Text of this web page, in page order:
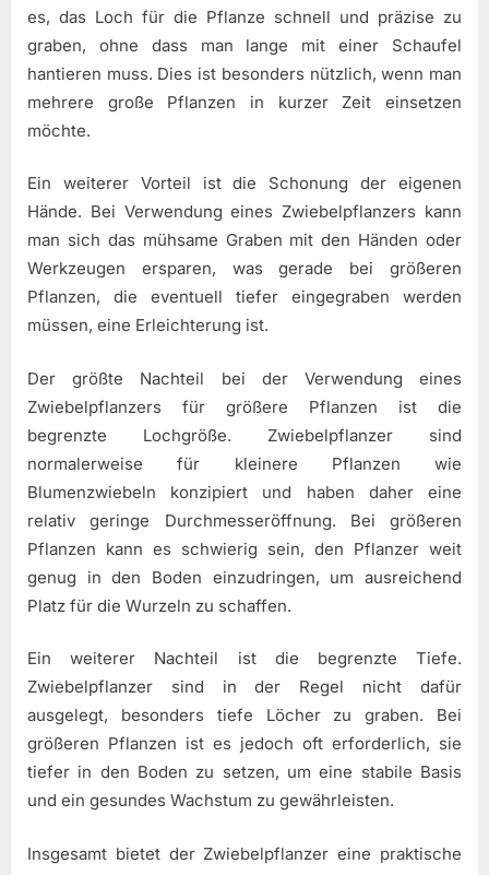
es, das Loch für die Pflanze schnell und präzise zu
graben, ohne dass man lange mit einer Schaufel
hantieren muss. Dies ist besonders nützlich, wenn man
mehrere große Pflanzen in kurzer Zeit einsetzen
möchte.
Ein weiterer Vorteil ist die Schonung der eigenen
Hände. Bei Verwendung eines Zwiebelpflanzers kann
man sich das mühsame Graben mit den Händen oder
Werkzeugen ersparen, was gerade bei größeren
Pflanzen, die eventuell tiefer eingegraben werden
müssen, eine Erleichterung ist.
Der größte Nachteil bei der Verwendung eines
Zwiebelpflanzers für größere Pflanzen ist die
begrenzte Lochgröße. Zwiebelpflanzer sind
normalerweise für kleinere Pflanzen wie
Blumenzwiebeln konzipiert und haben daher eine
relativ geringe Durchmesseröffnung. Bei größeren
Pflanzen kann es schwierig sein, den Pflanzer weit
genug in den Boden einzudringen, um ausreichend
Platz für die Wurzeln zu schaffen.
Ein weiterer Nachteil ist die begrenzte Tiefe.
Zwiebelpflanzer sind in der Regel nicht dafür
ausgelegt, besonders tiefe Löcher zu graben. Bei
größeren Pflanzen ist es jedoch oft erforderlich, sie
tiefer in den Boden zu setzen, um eine stabile Basis
und ein gesundes Wachstum zu gewährleisten.
Insgesamt bietet der Zwiebelpflanzer eine praktische